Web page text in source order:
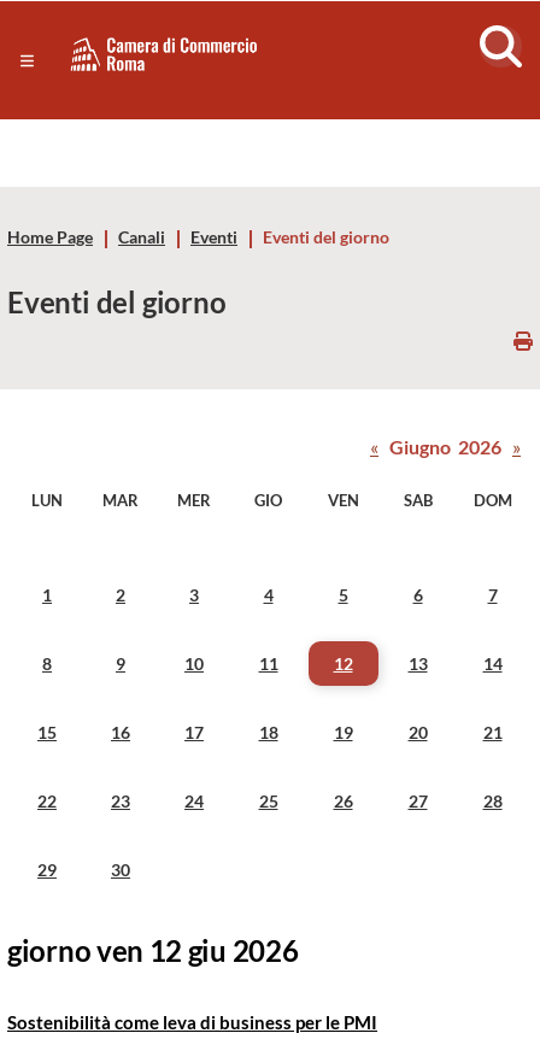
Servizi
Risorse Principali
Camera
Commercio
di
Roma
Roma
Home Page Canali Eventi Eventi del giorno
Eventi del giorno
LUN MAR MER GIO VEN SAB DOM
1 2 3 4 5 6 7
8 9 10 11 12 13 14
15 16 17 18 19 20 21
22 23 24 25 26 27 28
29 30
« Giugno 2026 »
giorno ven 12 giu 2026
Sostenibilità come leva di business per le PMI